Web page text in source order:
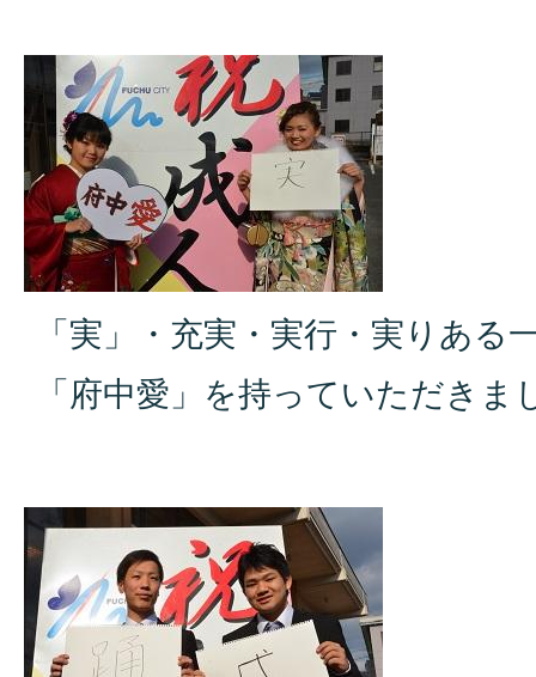
「実」・充実・実行・実りある
「府中愛」を持っていただきま